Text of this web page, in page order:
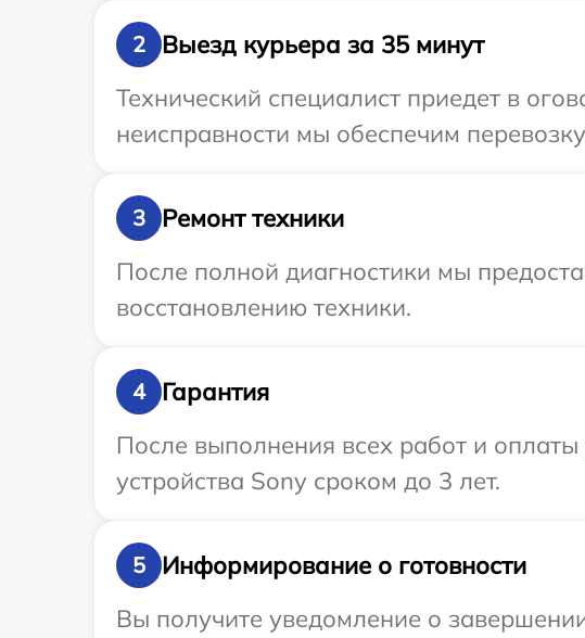
2
Выезд курьера за 35 минут
Технический специалист приедет в
неисправности мы обеспечим
3
Ремонт техники
После полной диагностики мы
восстановлению техники.
4
Гарантия
После выполнения всех работ и
устройства Sony сроком до 3 лет.
5
Информирование о готовности
Вы получите уведомление о